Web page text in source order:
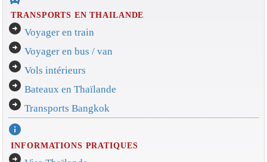
TRANSPORTS EN THAILANDE
arrow_circle_right Voyager en train
arrow_circle_right Voyager en bus / van
arrow_circle_right Vols intérieurs
arrow_circle_right Bateaux en Thaïlande
arrow_circle_right Transports Bangkok
info
INFORMATIONS PRATIQUES
arrow_circle_right